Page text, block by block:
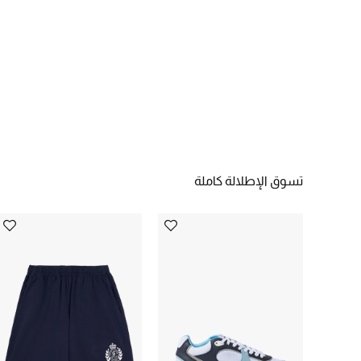
تسوق الإطلالة كاملة